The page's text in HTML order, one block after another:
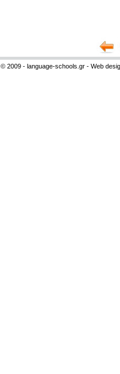
© 2009 - language-schools.gr - Web